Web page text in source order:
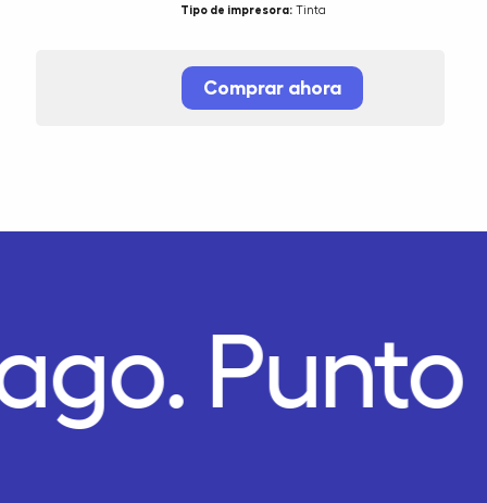
Tipo de impresora: Tinta
Comprar ahora